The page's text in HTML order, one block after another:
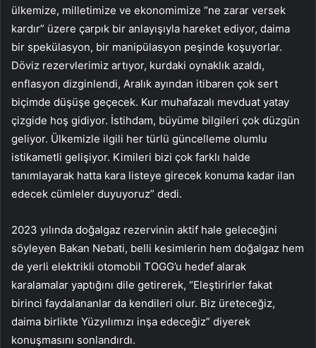
ülkemize, milletimize ve ekonomimize “ne zarar versek
kardır” üzere çarpık bir anlayışıyla hareket ediyor, daima
bir spekülasyon, bir manipülasyon peşinde koşuyorlar.
Döviz rezervlerimiz artıyor, kurdaki oynaklık azaldı,
enflasyon dizginlendi, Aralık ayından itibaren çok sert
biçimde düşüşe geçecek. Kur muhafazalı mevduat yatay
çizgide hoş gidiyor. İstihdam, büyüme bilgileri çok düzgün
geliyor. Ülkemizle ilgili her türlü güncelleme olumlu
istikametli gelişiyor. Kimileri bizi çok farklı halde
tanımlayarak hatta kara listeye girecek konuma kadar ilan
edecek cümleler duyuyoruz” dedi.
2023 yılında doğalgaz rezervinin aktif hale geleceğini
söyleyen Bakan Nebati, belli kesimlerin hem doğalgaz hem
de yerli elektrikli otomobil TOGG’u hedef alarak
karalamalar yaptığını dile getirerek, “Eleştirirler fakat
birinci faydalananlar da kendileri olur. Biz üreteceğiz,
daima birlikte Yüzyılımızı inşa edeceğiz” diyerek
konuşmasını sonlandırdı.